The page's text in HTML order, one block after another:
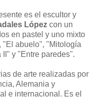
es el escultor y
López con un
en pastel y uno mixto
"El abuelo", "Mitología
y "Entre paredes".
de arte realizadas por
Alemania y
e internacional. Es el